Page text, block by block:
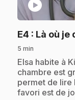
play_circle
E4 : Là où je
5 min
.Elsa habite à
chambre est
permet de lire
favori est de